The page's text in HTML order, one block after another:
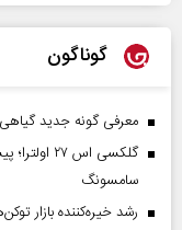
گوناگون
معرفی گونه جدید
گلکسی اس
سامسونگ